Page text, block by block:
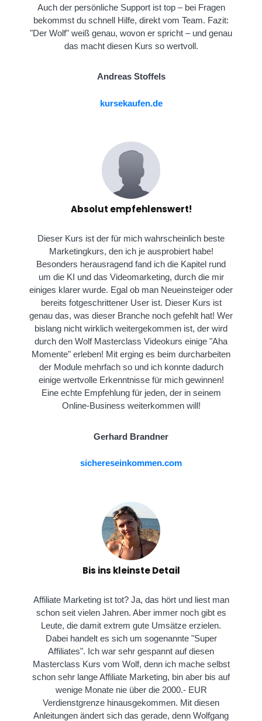
Auch der persönliche Support ist top – bei Fragen
bekommst du schnell Hilfe, direkt vom Team. Fazit:
"Der Wolf" weiß genau, wovon er spricht – und genau
das macht diesen Kurs so wertvoll.
Andreas Stoffels
kursekaufen.de
Absolut empfehlenswert!
Dieser Kurs ist der für mich wahrscheinlich beste
Marketingkurs, den ich je ausprobiert habe!
Besonders herausragend fand ich die Kapitel rund
um die KI und das Videomarketing, durch die mir
einiges klarer wurde. Egal ob man Neueinsteiger oder
bereits fotgeschrittener User ist. Dieser Kurs ist
genau das, was dieser Branche noch gefehlt hat! Wer
bislang nicht wirklich weitergekommen ist, der wird
durch den Wolf Masterclass Videokurs einige "Aha
Momente" erleben! Mit erging es beim durcharbeiten
der Module mehrfach so und ich konnte dadurch
einige wertvolle Erkenntnisse für mich gewinnen!
Eine echte Empfehlung für jeden, der in seinem
Online-Business weiterkommen will!
Gerhard Brandner
sichereseinkommen.com
Bis ins kleinste Detail
Affiliate Marketing ist tot? Ja, das hört und liest man
schon seit vielen Jahren. Aber immer noch gibt es
Leute, die damit extrem gute Umsätze erzielen.
Dabei handelt es sich um sogenannte "Super
Affiliates". Ich war sehr gespannt auf diesen
Masterclass Kurs vom Wolf, denn ich mache selbst
schon sehr lange Affiliate Marketing, bin aber bis auf
wenige Monate nie über die 2000.- EUR
Verdienstgrenze hinausgekommen. Mit diesen
Anleitungen ändert sich das gerade, denn Wolfgang